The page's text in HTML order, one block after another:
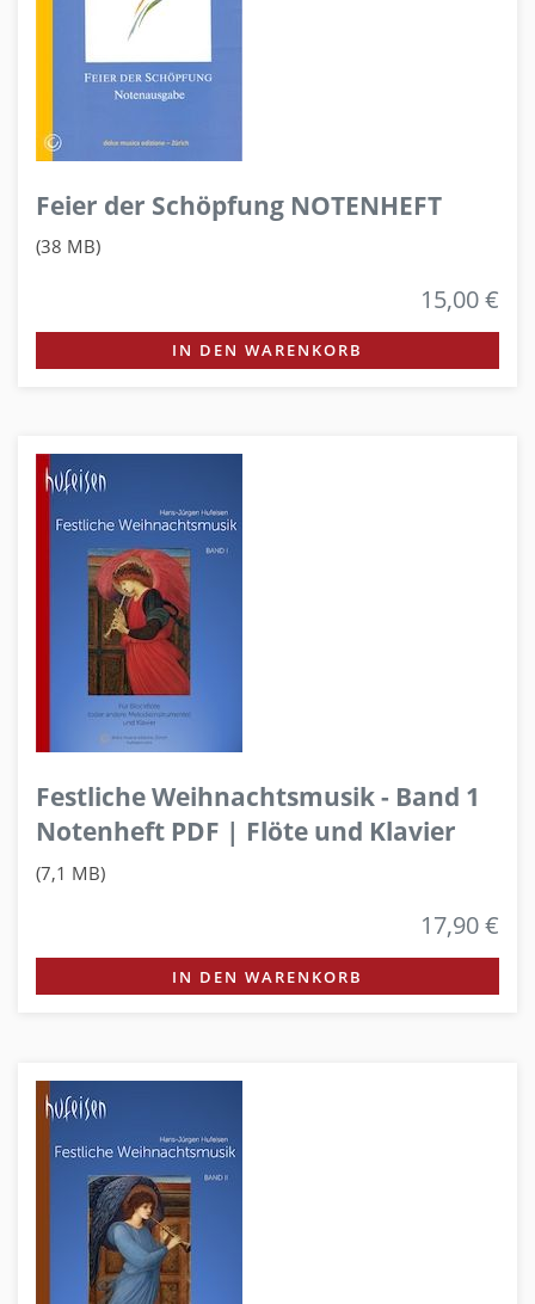
Feier der Schöpfung NOTENHEFT
(38 MB)
15,00 €
IN DEN WARENKORB
Festliche Weihnachtsmusik - Band 1
Notenheft PDF | Flöte und Klavier
(7,1 MB)
17,90 €
IN DEN WARENKORB